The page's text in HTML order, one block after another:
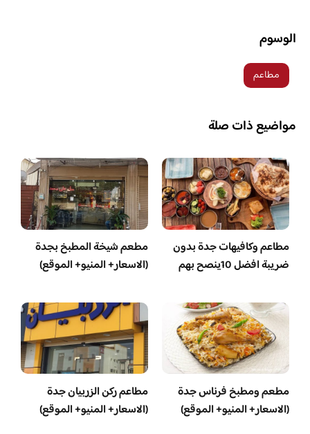
الوسوم
مطاعم
مواضيع ذات صلة
مطاعم وكافيهات جدة بدون
ضريبة افضل 10ينصح بهم
مطعم شيخة المطبخ بجدة
(الاسعار+ المنيو+ الموقع)
مطعم ومطبخ فرناس جدة
(الاسعار+ المنيو+ الموقع)
مطاعم ركن الزربيان جدة
(الاسعار+ المنيو+ الموقع)